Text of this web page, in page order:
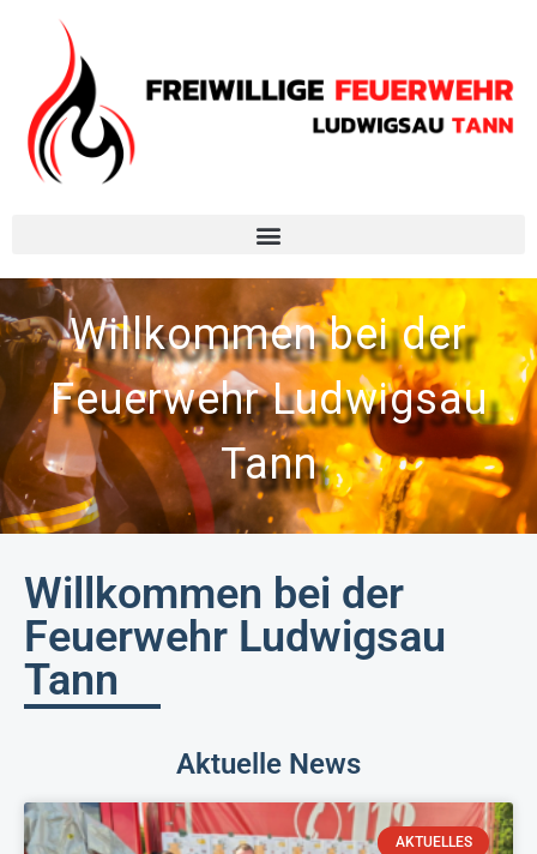
bei der
Ludwigsau
Tann
Willkommen bei der
Feuerwehr Ludwigsau
Tann
Aktuelle News
AKTUELLES